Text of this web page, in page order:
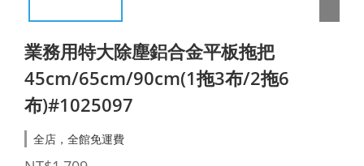
業務用特大除塵鋁合金平板拖把
45cm/65cm/90cm(1拖3布/2拖6
布)#1025097
全店，全館免運費